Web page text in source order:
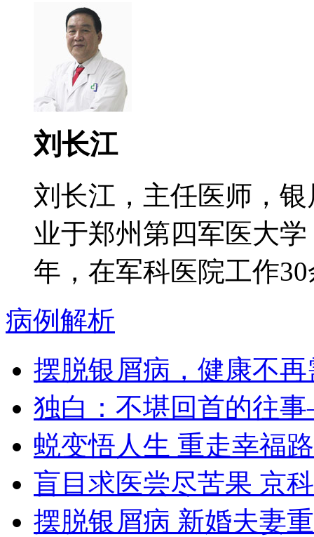
刘长江
刘长江，主任医师，
业于郑州第四军医大
年，在军科医院工作
病例解析
摆脱银屑病，健康不
独白：不堪回首的往
蜕变悟人生 重走幸福路
盲目求医尝尽苦果 京
摆脱银屑病 新婚夫妻